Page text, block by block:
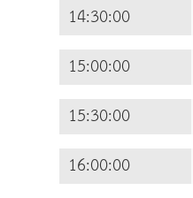
14:30:00
15:00:00
15:30:00
16:00:00